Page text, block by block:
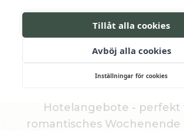
Tillåt alla cookies
Avböj alla cookies
Inställningar för cookies
ANGEBOTE
Nachfolgend finden Sie
Hotelangebote - perfekt
romantisches Wochenende